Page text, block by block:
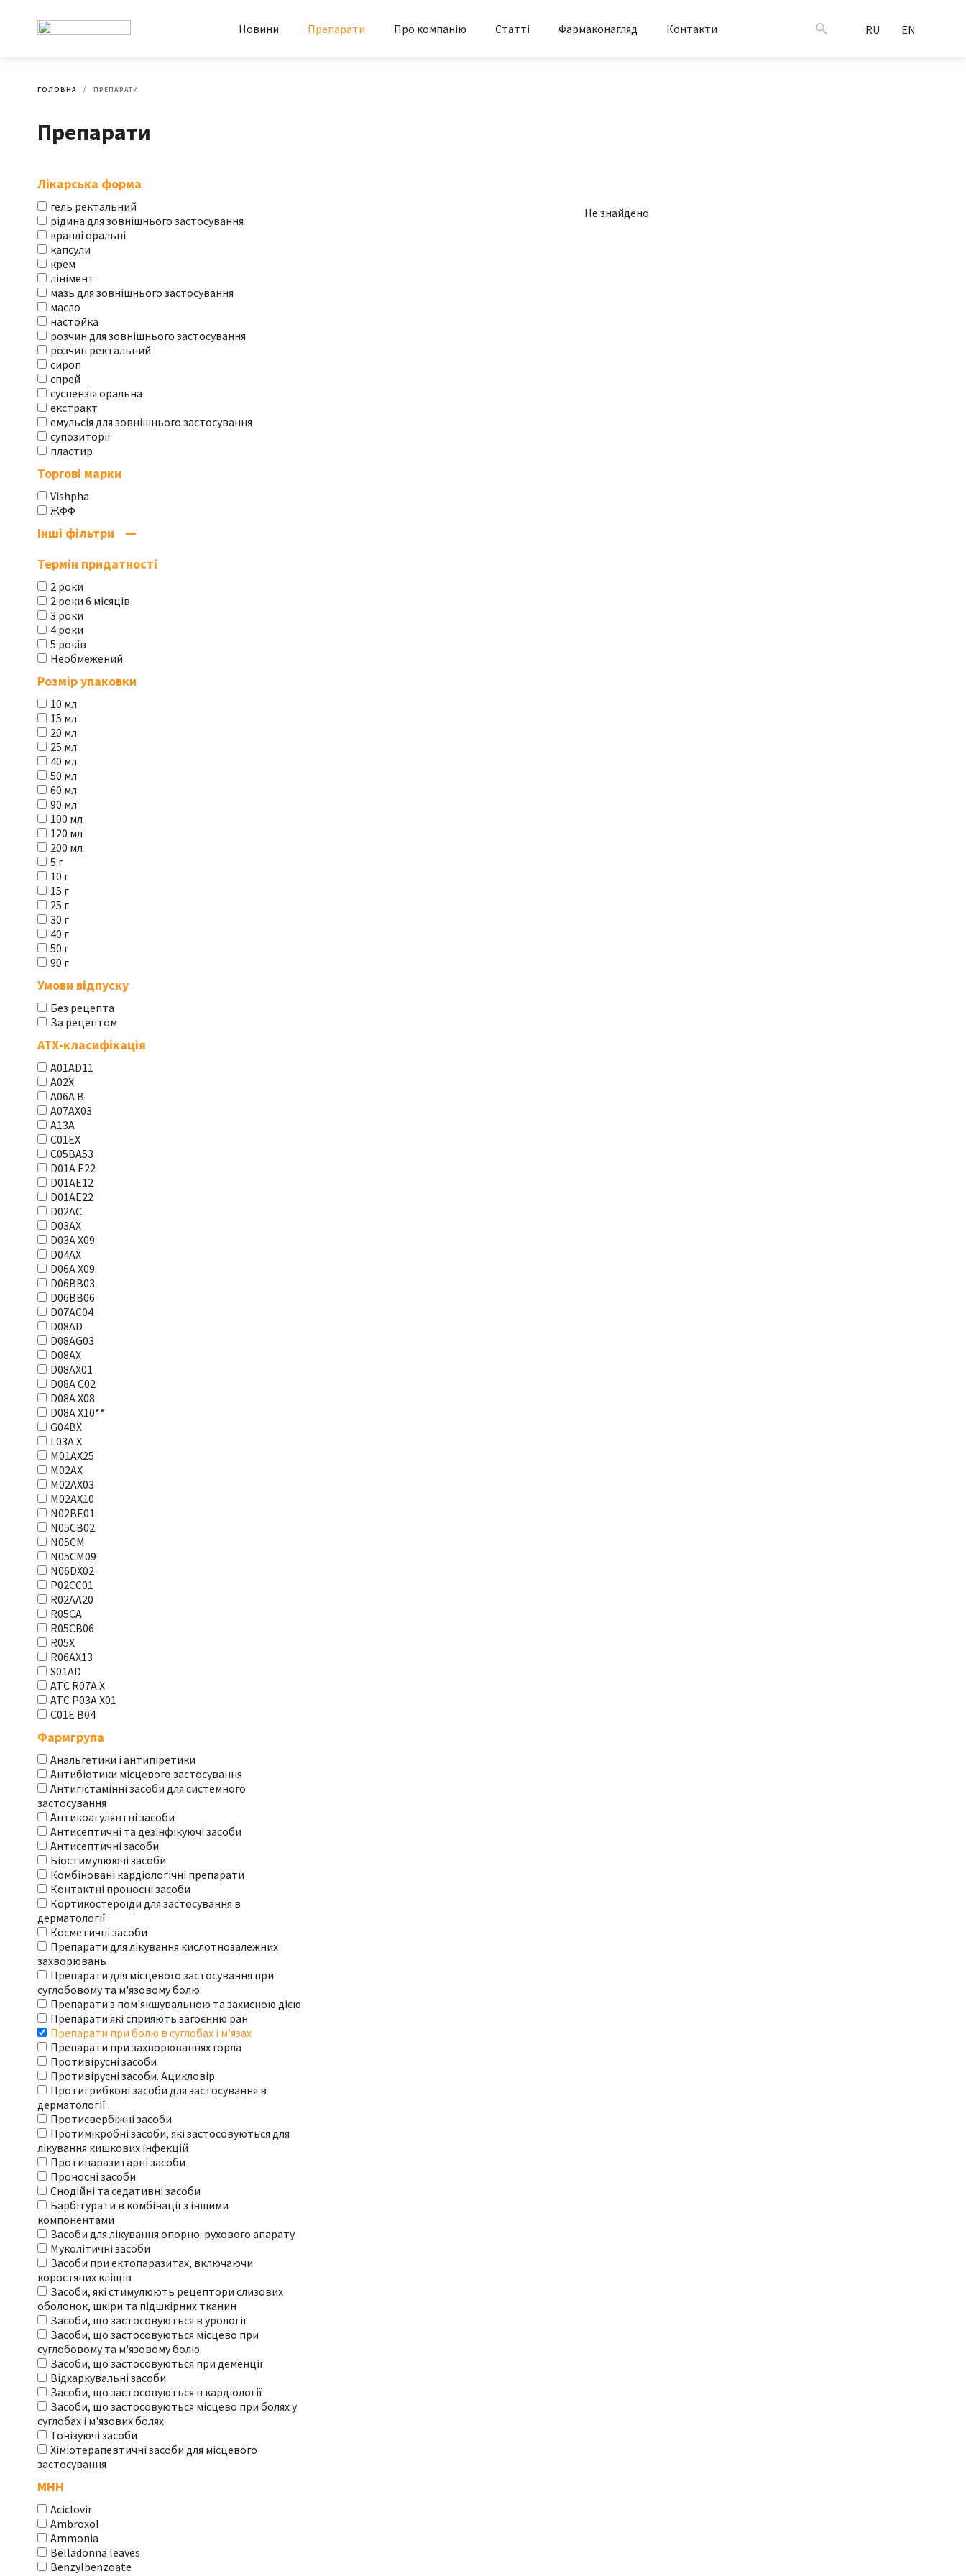
Новини Препарати Про компанію Статті Фармаконагляд Контакти RU EN
ГОЛОВНА ПРЕПАРАТИ
Препарати
Лікарська форма
гель ректальний
рідина для зовнішнього застосування
краплі оральні
капсули
крем
лінімент
мазь для зовнішнього застосування
масло
настойка
розчин для зовнішнього застосування
розчин ректальний
сироп
спрей
суспензія оральна
екстракт
емульсія для зовнішнього застосування
супозиторії
пластир
Торгові марки
Vishpha
ЖФФ
Інші фільтри
Термін придатності
2 роки
2 роки 6 місяців
3 роки
4 роки
5 років
Необмежений
Розмір упаковки
10 мл
15 мл
20 мл
25 мл
40 мл
50 мл
60 мл
90 мл
100 мл
120 мл
200 мл
5 г
10 г
15 г
25 г
30 г
40 г
50 г
90 г
Умови відпуску
Без рецепта
За рецептом
АТХ-класифікація
A01AD11
A02X
A06A В
A07AX03
A13A
C01EX
C05BA53
D01A E22
D01AE12
D01AE22
D02AC
D03AX
D03A X09
D04AX
D06A X09
D06BB03
D06BB06
D07AC04
D08AD
D08AG03
D08AX
D08AX01
D08А С02
D08А Х08
D08А Х10**
G04BX
L03А Х
M01AX25
M02AX
M02AX03
M02AX10
N02BE01
N05CB02
N05CM
N05CM09
N06DX02
P02CC01
R02AA20
R05CA
R05CB06
R05X
R06AX13
S01AD
АТС R07A X
АТС Р03А Х01
С01Е В04
Фармгрупа
Анальгетики і антипіретики
Антибіотики місцевого застосування
Антигістамінні засоби для системного
застосування
Антикоагулянтні засоби
Антисептичні та дезінфікуючі засоби
Антисептичні засоби
Біостимулюючі засоби
Комбіновані кардіологічні препарати
Контактні проносні засоби
Кортикостероїди для застосування в
дерматології
Косметичні засоби
Препарати для лікування кислотнозалежних
захворювань
Препарати для місцевого застосування при
суглобовому та м'язовому болю
Препарати з пом'якшувальною та захисною дією
Препарати які сприяють загоєнню ран
Препарати при болю в суглобах і м'язах
Препарати при захворюваннях горла
Противірусні засоби
Противірусні засоби. Ацикловір
Протигрибкові засоби для застосування в
дерматології
Протисвербіжні засоби
Протимікробні засоби, які застосовуються для
лікування кишкових інфекцій
Протипаразитарні засоби
Проносні засоби
Снодійні та седативні засоби
Барбітурати в комбінації з іншими
компонентами
Засоби для лікування опорно-рухового апарату
Муколітичні засоби
Засоби при ектопаразитах, включаючи
коростяних кліщів
Засоби, які стимулюють рецептори слизових
оболонок, шкіри та підшкірних тканин
Засоби, що застосовуються в урології
Засоби, що застосовуються місцево при
суглобовому та м'язовому болю
Засоби, що застосовуються при деменції
Відхаркувальні засоби
Засоби, що застосовуються в кардіології
Засоби, що застосовуються місцево при болях у
суглобах і м'язових болях
Тонізуючі засоби
Хіміотерапевтичні засоби для місцевого
застосування
МНН
Aciclovir
Ambroxol
Ammonia
Belladonna leaves
Benzylbenzoate
Не знайдено